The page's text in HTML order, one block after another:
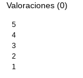
Valoraciones (0)
5
4
3
2
1